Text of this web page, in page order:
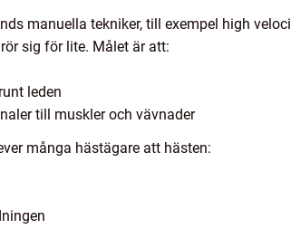
manuella tekniker, till exempel high
sig för lite. Målet är att:
leden
till muskler och vävnader
många hästägare att hästen: